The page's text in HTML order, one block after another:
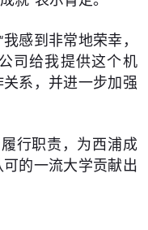
感到非常地荣幸，
司给我提供这个机
系，并进一步加强
行职责，为西浦成
的一流大学贡献出